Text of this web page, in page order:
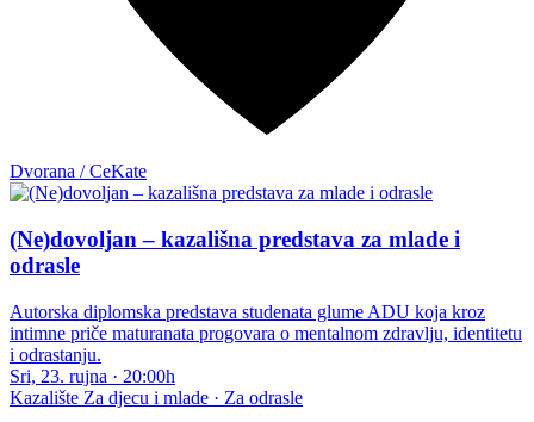
Dvorana / CeKate
(Ne)dovoljan – kazališna predstava za mlade i
odrasle
Autorska diplomska predstava studenata glume ADU koja kroz
intimne priče maturanata progovara o mentalnom zdravlju, identitetu
i odrastanju.
Sri, 23. rujna · 20:00h
Kazalište Za djecu i mlade · Za odrasle